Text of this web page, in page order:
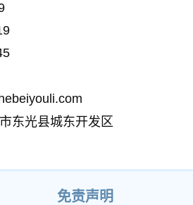
东光县城东开发区
免责声明